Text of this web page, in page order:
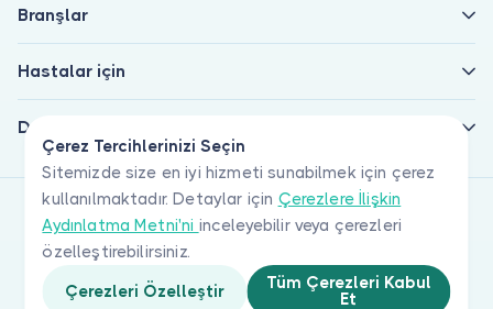
Çerez Tercihlerinizi Seçin
Sitemizde size en iyi hizmeti sunabilmek için çerez
kullanılmaktadır. Detaylar için Çerezlere İlişkin
Aydınlatma Metni'ni inceleyebilir veya çerezleri
özelleştirebilirsiniz.
Çerezleri Özelleştir
Tüm Çerezleri Kabul
Et
Branşlar
Hastalar için
Doktorlar için